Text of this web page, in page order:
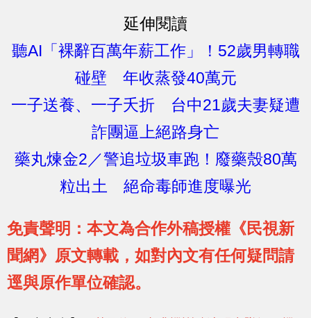
延伸閱讀
聽AI「裸辭百萬年薪工作」！52歲男轉職
碰壁 年收蒸發40萬元
一子送養、一子夭折 台中21歲夫妻疑遭
詐團逼上絕路身亡
藥丸煉金2／警追垃圾車跑！廢藥殼80萬
粒出土 絕命毒師進度曝光
免責聲明：本文為合作外稿授權《民視新
聞網》原文轉載，如對內文有任何疑問請
逕與原作單位確認。